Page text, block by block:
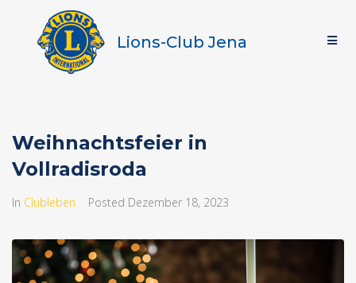
Lions-Club Jena
Weihnachtsfeier in
Vollradisroda
In Clubleben Posted Dezember 18, 2023